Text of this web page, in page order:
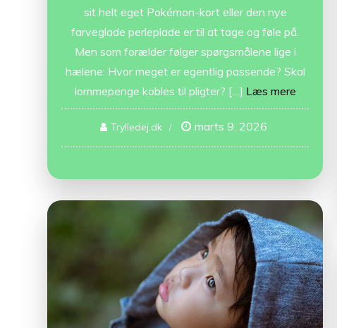
sit helt eget Pokémon-kort eller den nye
farveglade perleplade er til at tage og føle på.
Men som forælder følger spørgsmålene lige i
hælene: Hvor meget er egentlig passende? Skal
lommepenge kobles til pligter? […] Læs mere
Trylledej.dk marts 9, 2026